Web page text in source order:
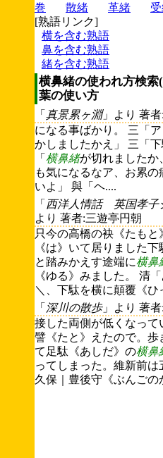
巻
散緒 革緒
[熟語リンク]
横を含む熟語
鼻を含む熟語
緒を含む熟語
横鼻緒の使われ方検
葉の使い方
「 真景累ヶ淵」より 著
になる事ばかり。 三「
かしましたかえ」 三「
「 横鼻緒が切れましたか
も気になるなア、お累の
いよ」 與「ヘ....
「 西洋人情話 英国孝子
より 著者:三遊亭円朝
只今の高橋の袂《たも
《は》いて居りました
と踏みかえす途端に横鼻
《ゆる》みました。 清
＼、下駄を横に顛覆《ひ
「 深川の散歩」より 著
接した両側が低くなって
譬《たと》えたので。歩
て足駄《あしだ》の横鼻
ってしまった。維新前
久保｜豊後守《ぶんごの